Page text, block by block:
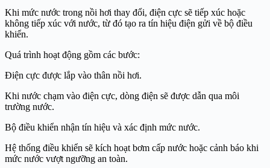
Khi mức nước trong nồi hơi thay đổi, điện cực sẽ tiếp xúc hoặc
không tiếp xúc với nước, từ đó tạo ra tín hiệu điện gửi về bộ điều
khiển.
Quá trình hoạt động gồm các bước:
Điện cực được lắp vào thân nồi hơi.
Khi nước chạm vào điện cực, dòng điện sẽ được dẫn qua môi
trường nước.
Bộ điều khiển nhận tín hiệu và xác định mức nước.
Hệ thống điều khiển sẽ kích hoạt bơm cấp nước hoặc cảnh báo khi
mức nước vượt ngưỡng an toàn.